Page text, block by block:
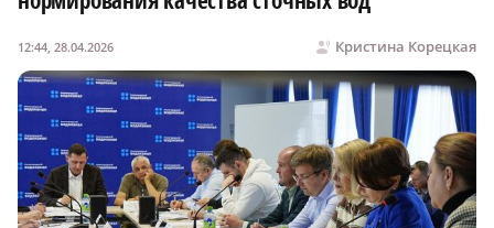
Кристина Корецкая
12:44, 28.04.2026